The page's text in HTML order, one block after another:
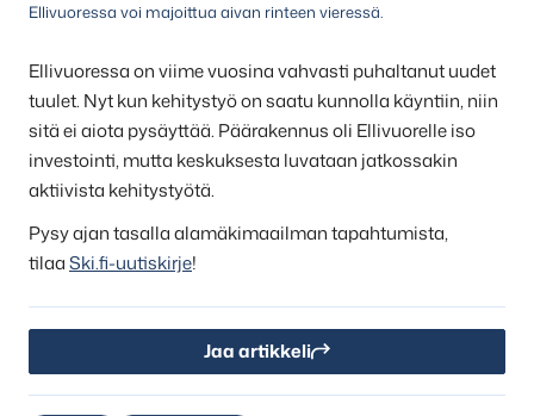
Ellivuoressa voi majoittua aivan rinteen vieressä.
Ellivuoressa on viime vuosina vahvasti puhaltanut uudet
tuulet. Nyt kun kehitystyö on saatu kunnolla käyntiin, niin
sitä ei aiota pysäyttää. Päärakennus oli Ellivuorelle iso
investointi, mutta keskuksesta luvataan jatkossakin
aktiivista kehitystyötä.
Pysy ajan tasalla alamäkimaailman tapahtumista,
tilaaSki.fi-uutiskirje!
Jaa artikkeli